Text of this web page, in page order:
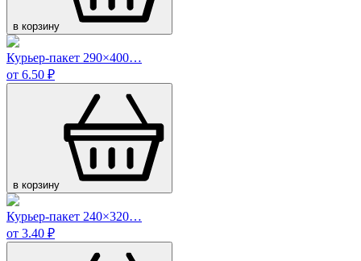
в корзину
Курьер-пакет 290×400…
от 6.50 ₽
в корзину
Курьер-пакет 240×320…
от 3.40 ₽